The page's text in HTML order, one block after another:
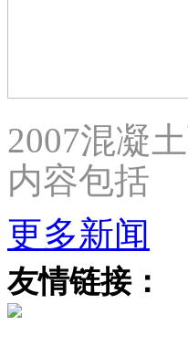
2007混凝
内容包括
更多新闻
友情链接：